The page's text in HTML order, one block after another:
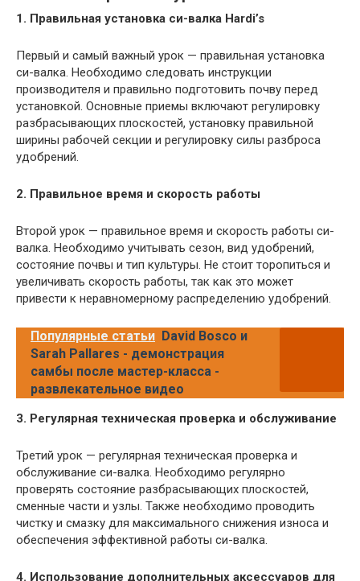
1. Правильная установка си-валка Hardi’s
Первый и самый важный урок — правильная установка
си-валка. Необходимо следовать инструкции
производителя и правильно подготовить почву перед
установкой. Основные приемы включают регулировку
разбрасывающих плоскостей, установку правильной
ширины рабочей секции и регулировку силы разброса
удобрений.
2. Правильное время и скорость работы
Второй урок — правильное время и скорость работы си-
валка. Необходимо учитывать сезон, вид удобрений,
состояние почвы и тип культуры. Не стоит торопиться и
увеличивать скорость работы, так как это может
привести к неравномерному распределению удобрений.
Популярные статьи David Bosco и
Sarah Pallares - демонстрация
самбы после мастер-класса -
развлекательное видео
3. Регулярная техническая проверка и обслуживание
Третий урок — регулярная техническая проверка и
обслуживание си-валка. Необходимо регулярно
проверять состояние разбрасывающих плоскостей,
сменные части и узлы. Также необходимо проводить
чистку и смазку для максимального снижения износа и
обеспечения эффективной работы си-валка.
4. Использование дополнительных аксессуаров для